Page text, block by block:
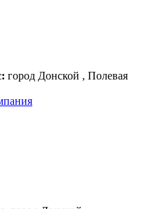
город Донской , Полевая